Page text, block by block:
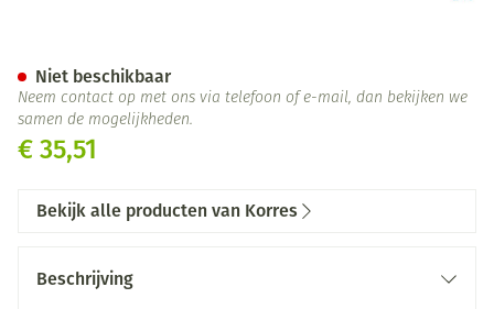
€ 35,51
Niet beschikbaar
Neem contact op met ons via telefoon of e-mail, dan bekijken we
samen de mogelijkheden.
Bekijk alle producten van Korres
Beschrijving